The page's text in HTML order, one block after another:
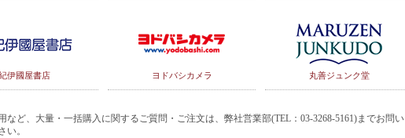
伊國屋書店 ヨドバシカメラ 丸善ジュンク堂
など、大量・一括購入に関するご質問・ご注文は、弊社営業部(TEL：03-3268-5161)までお問い
い。